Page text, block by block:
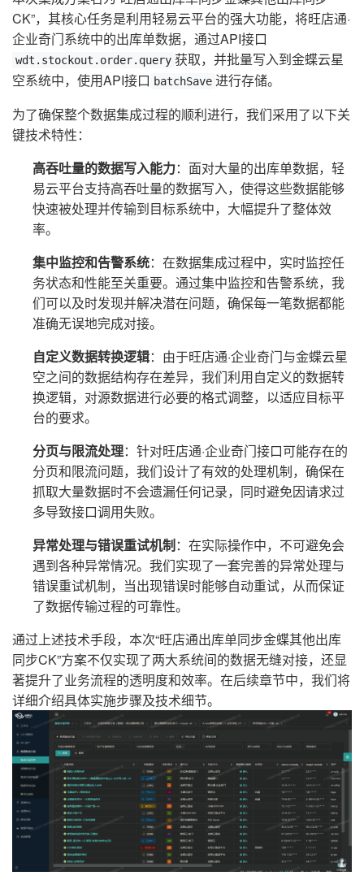
CK”，其核心任务是利用轻易云平台的强大功能，将旺店通·
企业奇门系统中的出库单数据，通过API接口
wdt.stockout.order.query 获取，并批量写入到金蝶云星
空系统中，使用API接口 batchSave 进行存储。
为了确保整个数据集成过程的顺利进行，我们采用了以下关
键技术特性：
高吞吐量的数据写入能力：面对大量的出库单数据，轻
易云平台支持高吞吐量的数据写入，使得这些数据能够
快速被处理并传输到目标系统中，大幅提升了整体效
率。
集中监控和告警系统：在数据集成过程中，实时监控任
务状态和性能至关重要。通过集中监控和告警系统，我
们可以及时发现并解决潜在问题，确保每一笔数据都能
准确无误地完成对接。
自定义数据转换逻辑：由于旺店通·企业奇门与金蝶云星
空之间的数据结构存在差异，我们利用自定义的数据转
换逻辑，对源数据进行必要的格式调整，以适应目标平
台的要求。
分页与限流处理：针对旺店通·企业奇门接口可能存在的
分页和限流问题，我们设计了有效的处理机制，确保在
抓取大量数据时不会遗漏任何记录，同时避免因请求过
多导致接口调用失败。
异常处理与错误重试机制：在实际操作中，不可避免会
遇到各种异常情况。我们实现了一套完善的异常处理与
错误重试机制，当出现错误时能够自动重试，从而保证
了数据传输过程的可靠性。
通过上述技术手段，本次“旺店通出库单同步金蝶其他出库
同步CK”方案不仅实现了两大系统间的数据无缝对接，还显
著提升了业务流程的透明度和效率。在后续章节中，我们将
详细介绍具体实施步骤及技术细节。